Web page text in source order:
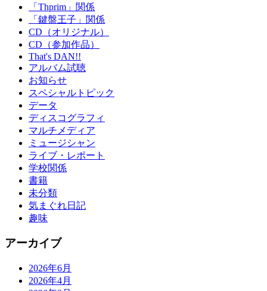
「Thprim」関係
「鍵盤王子」関係
CD（オリジナル）
CD（参加作品）
That's DAN!!
アルバム試聴
お知らせ
スペシャルトピック
データ
ディスコグラフィ
マルチメディア
ミュージシャン
ライブ・レポート
学校関係
書籍
未分類
気まぐれ日記
趣味
アーカイブ
2026年6月
2026年4月